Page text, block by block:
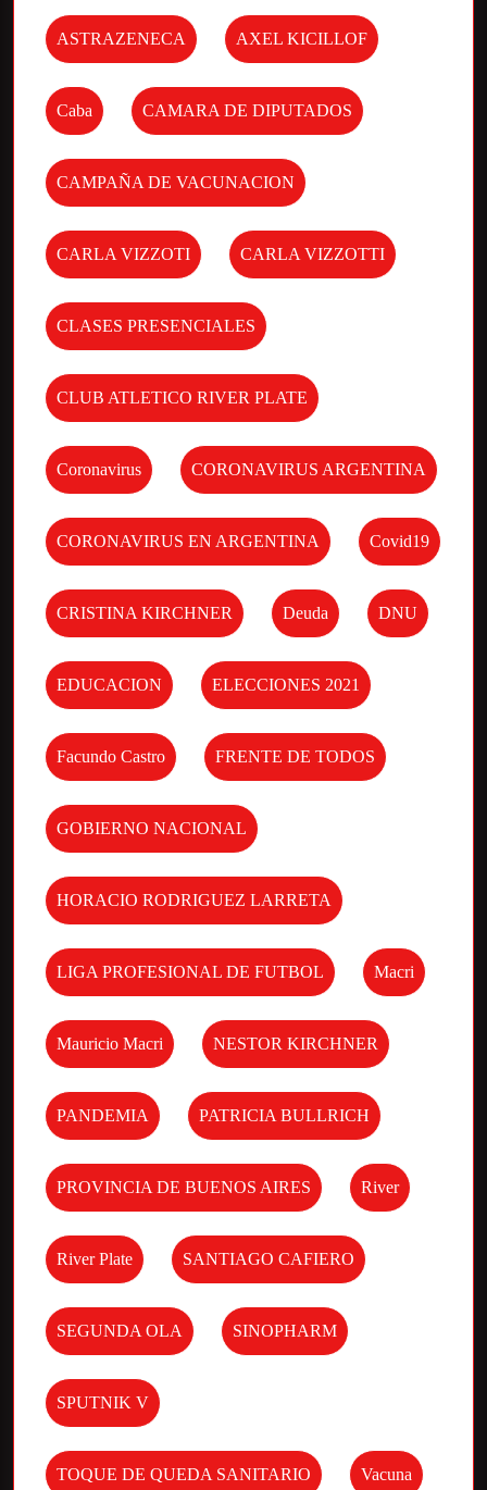
ASTRAZENECA AXEL KICILLOF
Caba CAMARA DE DIPUTADOS
CAMPAÑA DE VACUNACION
CARLA VIZZOTI CARLA VIZZOTTI
CLASES PRESENCIALES
CLUB ATLETICO RIVER PLATE
Coronavirus CORONAVIRUS ARGENTINA
CORONAVIRUS EN ARGENTINA Covid19
CRISTINA KIRCHNER Deuda DNU
EDUCACION ELECCIONES 2021
Facundo Castro FRENTE DE TODOS
GOBIERNO NACIONAL
HORACIO RODRIGUEZ LARRETA
LIGA PROFESIONAL DE FUTBOL Macri
Mauricio Macri NESTOR KIRCHNER
PANDEMIA PATRICIA BULLRICH
PROVINCIA DE BUENOS AIRES River
River Plate SANTIAGO CAFIERO
SEGUNDA OLA SINOPHARM
SPUTNIK V
TOQUE DE QUEDA SANITARIO Vacuna